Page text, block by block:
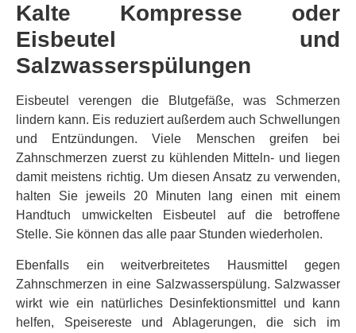
Kalte Kompresse oder
Eisbeutel und
Salzwasserspülungen
Eisbeutel verengen die Blutgefäße, was Schmerzen
lindern kann. Eis reduziert außerdem auch Schwellungen
und Entzündungen. Viele Menschen greifen bei
Zahnschmerzen zuerst zu kühlenden Mitteln- und liegen
damit meistens richtig. Um diesen Ansatz zu verwenden,
halten Sie jeweils 20 Minuten lang einen mit einem
Handtuch umwickelten Eisbeutel auf die betroffene
Stelle. Sie können das alle paar Stunden wiederholen.
Ebenfalls ein weitverbreitetes Hausmittel gegen
Zahnschmerzen in eine Salzwasserspülung. Salzwasser
wirkt wie ein natürliches Desinfektionsmittel und kann
helfen, Speisereste und Ablagerungen, die sich im